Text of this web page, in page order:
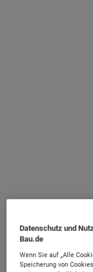
Datenschutz und
Bau.de
Wenn Sie auf „Alle
Speicherung von